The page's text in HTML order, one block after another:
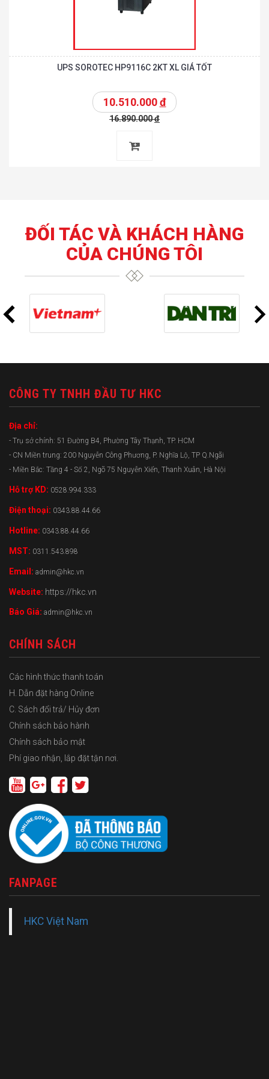
UPS SOROTEC HP9116C 2KT XL GIÁ TỐT
10.510.000đ
16.890.000đ
ĐỐI TÁC VÀ KHÁCH HÀNG
CỦA CHÚNG TÔI
CÔNG TY TNHH ĐẦU TƯ HKC
Địa chỉ:
- Trụ sở chính: 51 Đường B4, Phường Tây Thạnh, TP. HCM
- CN Miền trung: 200 Nguyễn Công Phương, P. Nghĩa Lộ, TP Q.Ngãi
- Miền Bắc: Tầng 4 - Số 2, Ngõ 75 Nguyễn Xiển, Thanh Xuân, Hà Nội
Hỗ trợ KD: 0528.994.333
Điện thoại: 0343.88.44.66
Hotline: 0343.88.44.66
MST: 0311.543.898
Email: admin@hkc.vn
Website: https://hkc.vn
Báo Giá: admin@hkc.vn
CHÍNH SÁCH
Các hình thức thanh toán
H. Dẫn đặt hàng Online
C. Sách đổi trả/ Hủy đơn
Chính sách bảo hành
Chính sách bảo mật
Phí giao nhận, lắp đặt tận nơi.
FANPAGE
HKC Việt Nam